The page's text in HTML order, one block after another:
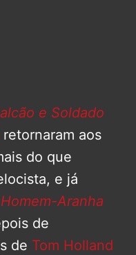
e Soldado
retornaram aos
do que
e já
Homem-Aranha
de
de Tom Holland